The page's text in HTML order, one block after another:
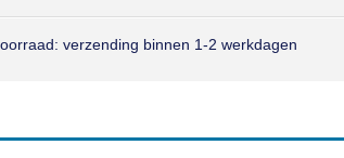
verzending binnen 1-2 werkdagen